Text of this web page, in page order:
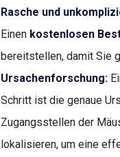
Rasche und
Einen kostenlosen
bereitstellen, damit Sie
Ursachenforschung:
Schritt ist die genaue
Zugangsstellen der
lokalisieren, um eine